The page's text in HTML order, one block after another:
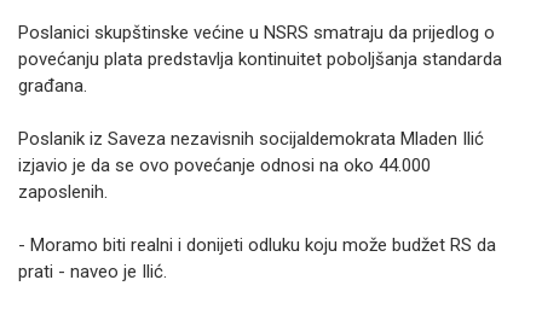
Poslanici skupštinske većine u NSRS smatraju da prijedlog o
povećanju plata predstavlja kontinuitet poboljšanja standarda
građana.
Poslanik iz Saveza nezavisnih socijaldemokrata Mladen Ilić
izjavio je da se ovo povećanje odnosi na oko 44.000
zaposlenih.
- Moramo biti realni i donijeti odluku koju može budžet RS da
prati - naveo je Ilić.